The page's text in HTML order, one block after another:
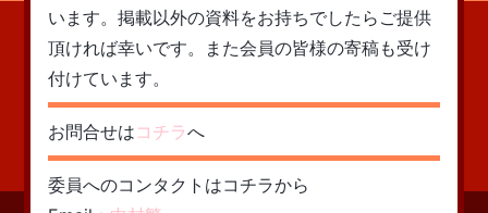
います。掲載以外の資料をお持ちでしたらご提供
頂ければ幸いです。また会員の皆様の寄稿も受け
付けています。
お問合せはコチラへ
委員へのコンタクトはコチラから